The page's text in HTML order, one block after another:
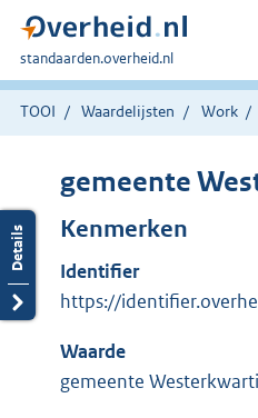
U
bent
hier:
standaarden.overheid.nl
TOOI Waardelijsten Work
gemeente
Kenmerken
Identifier
https://
Waarde
gemeente